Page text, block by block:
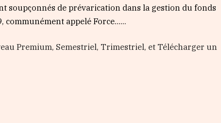
soupçonnés de prévarication dans la gestion du fonds
communément appelé Force…...
Premium, Semestriel, Trimestriel, et Télécharger un